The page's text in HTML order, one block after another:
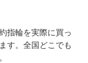
指輪を実際に買っ
す。全国どこでも